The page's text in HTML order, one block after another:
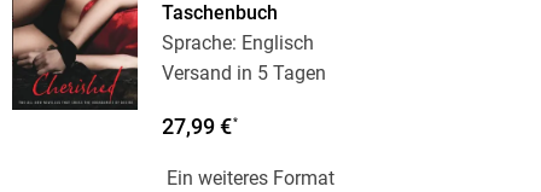
Taschenbuch
Sprache: Englisch
Versand in 5 Tagen
27,99 €*
Ein weiteres Format